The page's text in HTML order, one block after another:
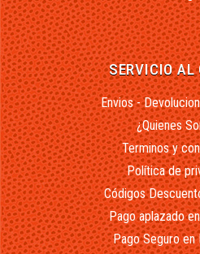
SERVICIO AL
Envios -
¿Quienes
Terminos y
Política de
Códigos
Pago aplazado
Pago Seguro en